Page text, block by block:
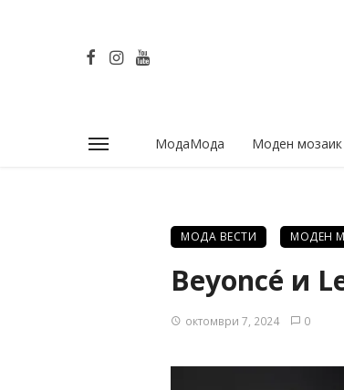
МодаМода Моден мозаик
МОДА ВЕСТИ МОДЕН
Beyoncé и
октомври 7, 2024 0